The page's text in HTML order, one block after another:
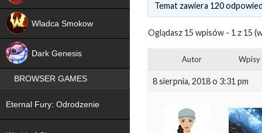
Temat zawiera 120
Oglądasz 15 wpisów - 1 z 15
Autor Wpisy
8 sierpnia, 2018 o 3:31 pm
Wladca Smokow
Dark Genesis
BROWSER GAMES
Eternal Fury: Odrodzenie